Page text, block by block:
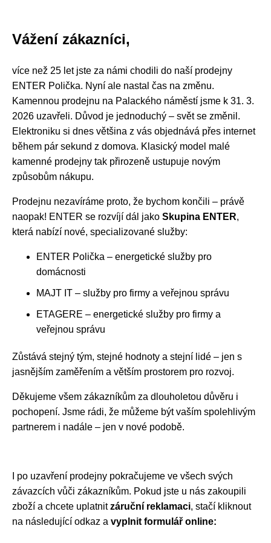
Vážení zákazníci,
více než 25 let jste za námi chodili do naší prodejny
ENTER Polička. Nyní ale nastal čas na změnu.
Kamennou prodejnu na Palackého náměstí jsme k 31. 3.
2026 uzavřeli. Důvod je jednoduchý – svět se změnil.
Elektroniku si dnes většina z vás objednává přes internet
během pár sekund z domova. Klasický model malé
kamenné prodejny tak přirozeně ustupuje novým
způsobům nákupu.
Prodejnu nezavíráme proto, že bychom končili – právě
naopak! ENTER se rozvíjí dál jako Skupina ENTER,
která nabízí nové, specializované služby:
ENTER Polička – energetické služby pro
domácnosti
MAJT IT – služby pro firmy a veřejnou správu
ETAGERE – energetické služby pro firmy a
veřejnou správu
Zůstává stejný tým, stejné hodnoty a stejní lidé – jen s
jasnějším zaměřením a větším prostorem pro rozvoj.
Děkujeme všem zákazníkům za dlouholetou důvěru i
pochopení. Jsme rádi, že můžeme být vaším spolehlivým
partnerem i nadále – jen v nové podobě.
I po uzavření prodejny pokračujeme ve všech svých
závazcích vůči zákazníkům. Pokud jste u nás zakoupili
zboží a chcete uplatnitzáruční reklamaci, stačí kliknout
na následující odkaz a vyplnit formulář online: